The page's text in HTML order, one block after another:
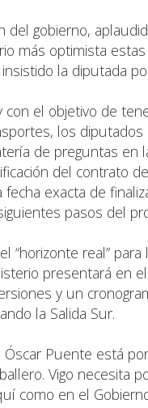
del gobierno,
más optimista
la diputada
con el objetivo de
los
de preguntas en
del contrato
fecha exacta de
pasos del
“horizonte real”
presentará en
y un
la Salida Sur.
Óscar Puente está
Vigo necesita
como en el